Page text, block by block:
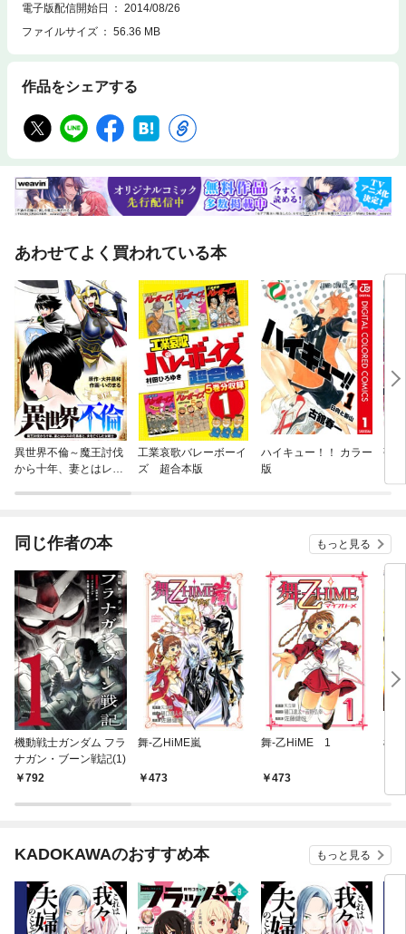
電子版配信開始日
2014/08/26
ファイルサイズ
56.36 MB
作品をシェアする
あわせてよく買われている本
異世界不倫～魔王討伐
から十年、妻とはレス
工業哀歌バレーボーイ
ズ 超合本版
ハイキュー！！ カラー
版
強
同じ作者の本 もっと見る
機動戦士ガンダム フラ
ナガン・ブーン戦記(1)
792
舞-乙HiME嵐
473
舞-乙HiME 1
473
機
KADOKAWAのおすすめ本 もっと見る